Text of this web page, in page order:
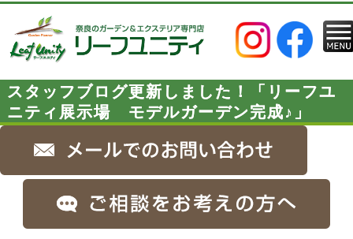
スタッフブログ更新しました！「リーフユ
ニティ展示場 モデルガーデン完成♪」